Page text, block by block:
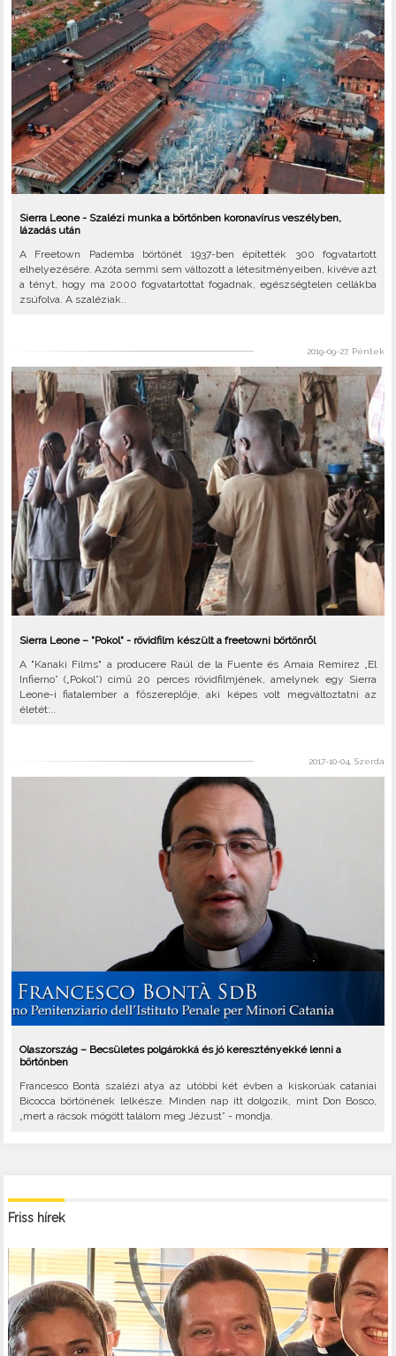
Sierra Leone - Szalézi munka a börtönben koronavírus veszélyben,
lázadás után
A Freetown Pademba börtönét 1937-ben építették 300 fogvatartott
elhelyezésére. Azóta semmi sem változott a létesítményeiben, kivéve azt
a tényt, hogy ma 2000 fogvatartottat fogadnak, egészségtelen cellákba
zsúfolva. A szaléziak..
2019-09-27, Péntek
Sierra Leone – "Pokol" - rövidfilm készült a freetowni börtönről
A "Kanaki Films" a producere Raúl de la Fuente és Amaia Remírez „El
Infierno” („Pokol”) című 20 perces rövidfilmjének, amelynek egy Sierra
Leone-i fiatalember a főszereplője, aki képes volt megváltoztatni az
életét:..
2017-10-04, Szerda
Olaszország – Becsületes polgárokká és jó keresztényekké lenni a
börtönben
Francesco Bontà szalézi atya az utóbbi két évben a kiskorúak cataniai
Bicocca börtönének lelkésze. Minden nap itt dolgozik, mint Don Bosco,
„mert a rácsok mögött találom meg Jézust” - mondja.
Friss hírek